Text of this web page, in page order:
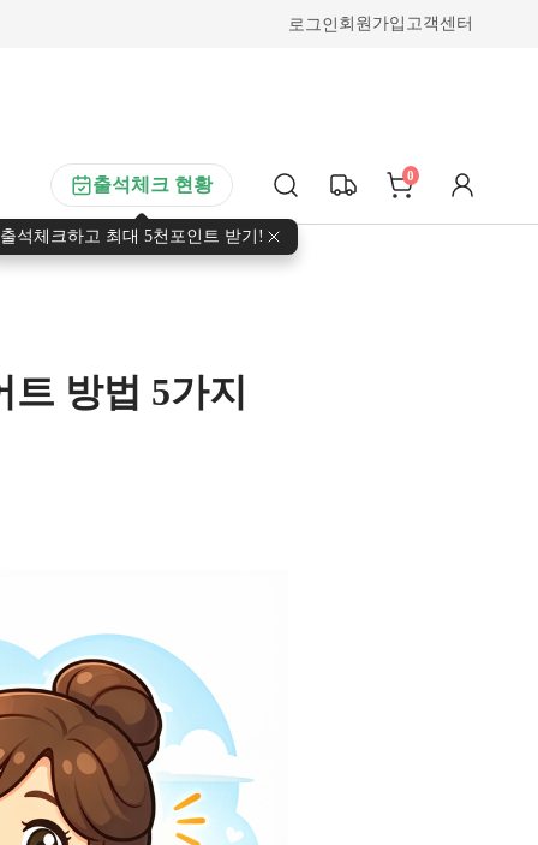
로그인 회원가입 고객센터
출석체크 현황
출석체크하고 최대 5천포인트 받기!
0
방법 5가지